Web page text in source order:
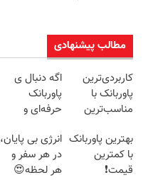
مطالب پیشنهادی
کاربردی‌ترین
پاوربانک با
مناسب‌ترین
اگه دنبال ی
پاوربانک
حرفه‌ای و
تخفیف رو از
دست نده👌🏻
بهترین پاوربانک
با کمترین
قیمت❗
انرژی بی پایان،
در هر سفر و
هر لحظه😍